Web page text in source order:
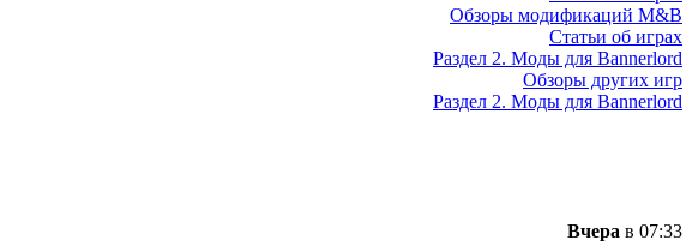
Обзоры модификаций M&B
Статьи об играх
Раздел 2. Моды для Bannerlord
Обзоры других игр
Раздел 2. Моды для Bannerlord
Вчера в 07:33